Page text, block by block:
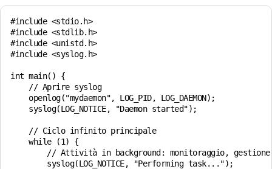
#include <stdio.h>
#include <stdlib.h>
#include <unistd.h>
#include <syslog.h>
int main() {
    // Aprire syslog
openlog("mydaemon", LOG_PID, LOG_DAEMON);
    syslog(LOG_NOTICE, "Daemon started");
    // Ciclo infinito principale
while (1) {
// Attività in background: monitoraggio,
        syslog(LOG_NOTICE, "Performing task...");